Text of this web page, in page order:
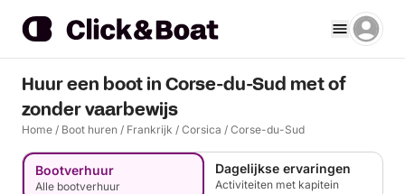
Huur een boot in Corse-du-Sud met of
zonder vaarbewijs
Home / Boot huren / Frankrijk / Corsica / Corse-du-Sud
Bootverhuur
Alle bootverhuur
Dagelijkse ervaringen
Activiteiten met kapitein